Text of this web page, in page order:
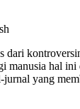
dari
manusia hal
yang